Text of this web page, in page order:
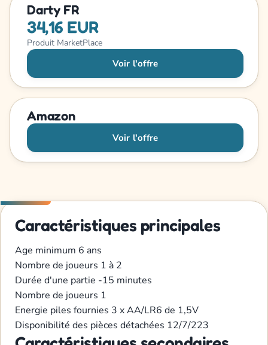
Darty FR
34,16 EUR
Produit MarketPlace
Voir l'offre
Amazon
Voir l'offre
Caractéristiques principales
Age minimum 6 ans
Nombre de joueurs 1 à 2
Durée d'une partie -15 minutes
Nombre de joueurs 1
Energie piles fournies 3 x AA/LR6 de 1,5V
Disponibilité des pièces détachées 12/7/223